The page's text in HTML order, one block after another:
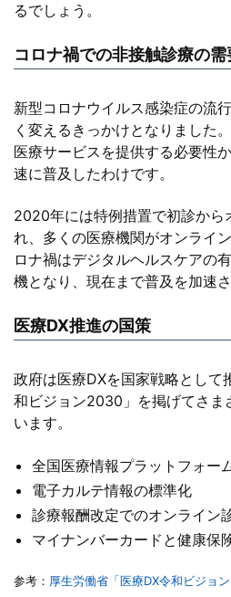
るでしょう。
コロナ禍での非接触診療の需
新型コロナウイルス感染症の流
く変えるきっかけとなりました
医療サービスを提供する必要性
速に普及したわけです。
2020年には特例措置で初診から
れ、多くの医療機関がオンライ
ロナ禍はデジタルヘルスケアの
機となり、現在まで普及を加速
医療DX推進の国策
政府は医療DXを国家戦略として
和ビジョン2030」を掲げてさま
います。
全国医療情報プラットフォー
電子カルテ情報の標準化
診療報酬改定でのオンライン
マイナンバーカードと健康保
参考： 厚生労働省「医療DX令和ビジョ